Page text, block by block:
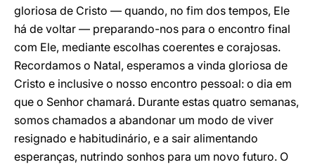
gloriosa de Cristo — quando, no fim dos tempos, Ele
há de voltar — preparando-nos para o encontro final
com Ele, mediante escolhas coerentes e corajosas.
Recordamos o Natal, esperamos a vinda gloriosa de
Cristo e inclusive o nosso encontro pessoal: o dia em
que o Senhor chamará. Durante estas quatro semanas,
somos chamados a abandonar um modo de viver
resignado e habitudinário, e a sair alimentando
esperanças, nutrindo sonhos para um novo futuro. O